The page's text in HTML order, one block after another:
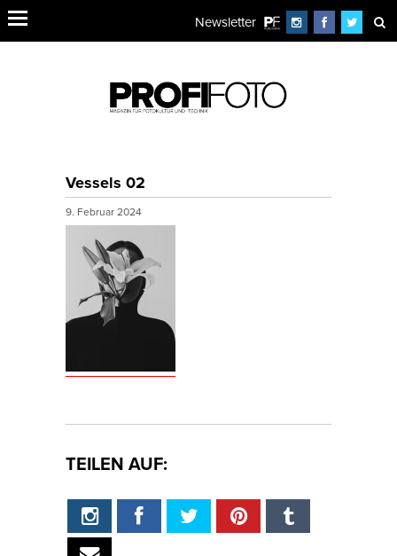
Newsletter
Vessels 02
9. Februar 2024
TEILEN AUF: